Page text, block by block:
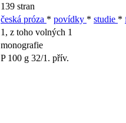
139 stran
česká próza * povídky * studie *
1, z toho volných 1
monografie
P 100 g 32/1. přív.